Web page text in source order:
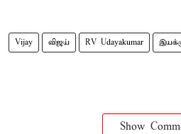
Vijay விஜய் RV Udayakumar
Show